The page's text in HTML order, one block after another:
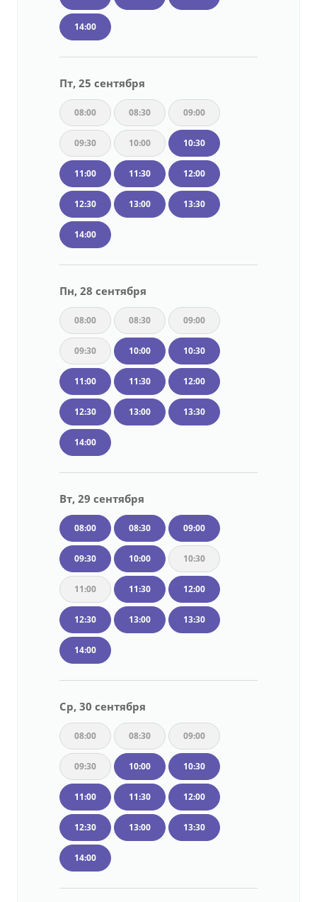
14:00
Пт, 25 сентября
08:00 08:30 09:00
09:30 10:00 10:30
11:00 11:30 12:00
12:30 13:00 13:30
14:00
Пн, 28 сентября
08:00 08:30 09:00
09:30 10:00 10:30
11:00 11:30 12:00
12:30 13:00 13:30
14:00
Вт, 29 сентября
08:00 08:30 09:00
09:30 10:00 10:30
11:00 11:30 12:00
12:30 13:00 13:30
14:00
Ср, 30 сентября
08:00 08:30 09:00
09:30 10:00 10:30
11:00 11:30 12:00
12:30 13:00 13:30
14:00